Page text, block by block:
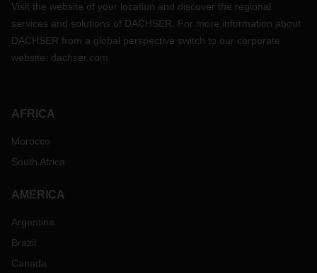
Visit the website of your location and discover the regional
services and solutions of DACHSER. For more information about
DACHSER from a global perspective switch to our corporate
website: dachser.com
AFRICA
Morocco
South Africa
AMERICA
Argentina
Brazil
Canada